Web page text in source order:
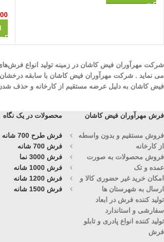
فیض کاشان به دلیل عرضه مستقیم از کارخانه و حذف شدن
فرش مهرآوران فیض کاشان
فروش مستقیم و بدون واسطه
از کارخانه
فروش محصولات به صورت
عمده و تک
امکان خرید غیر حضوری کالا و
ارسال به شهرستان ها
تولید کننده فرش در ابعاد
سفارشی و استاندارد
تولید کننده انواع پادری و تابلو
فرش
محصولات در یک نگاه
فرش طرح 700 شانه
فرش 700 شانه
فرش 3000 نما
فرش 1000 شانه
فرش 1200 شانه
فرش 1500 شانه